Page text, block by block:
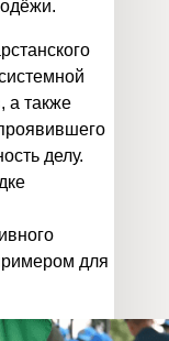
а также
делу.
для